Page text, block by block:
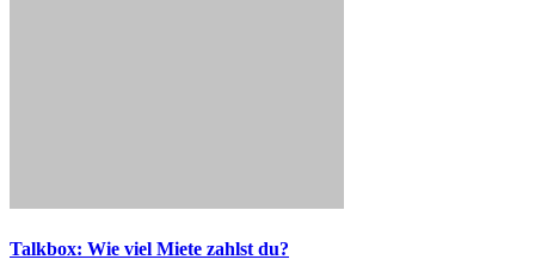
Talkbox: Wie viel Miete zahlst du?